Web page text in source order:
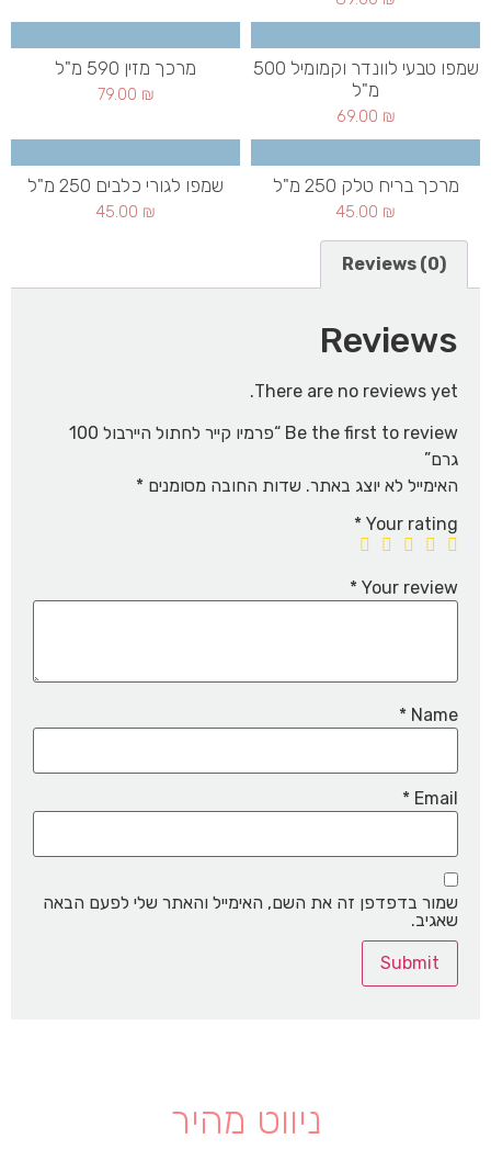
שמפו טבעי לוונדר וקמומיל 500
מ"ל
69.00 ₪
מרכך מזין 590 מ"ל
79.00 ₪
מרכך בריח טלק 250 מ"ל
45.00 ₪
שמפו לגורי כלבים 250 מ"ל
45.00 ₪
Reviews (0)
Reviews
There are no reviews yet.
Be the first to review “פרמיו קייר לחתול היירבול 100
גרם”
האימייל לא יוצג באתר. שדות החובה מסומנים *
Your rating
*
Your review
*
Name
*
Email
*
שמור בדפדפן זה את השם, האימייל והאתר שלי לפעם הבאה
שאגיב.
ניווט מהיר